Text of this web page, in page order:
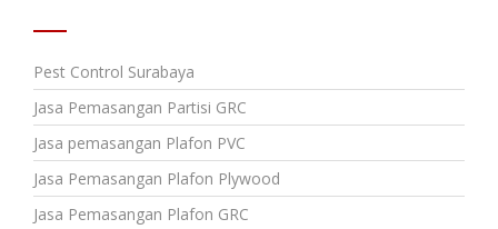
Pest Control Surabaya
Jasa Pemasangan Partisi GRC
Jasa pemasangan Plafon PVC
Jasa Pemasangan Plafon Plywood
Jasa Pemasangan Plafon GRC